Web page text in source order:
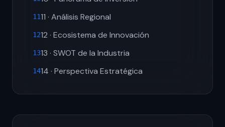
1111 · Análisis Regional
1212 · Ecosistema de Innovación
1313 · SWOT de la Industria
1414 · Perspectiva Estratégica